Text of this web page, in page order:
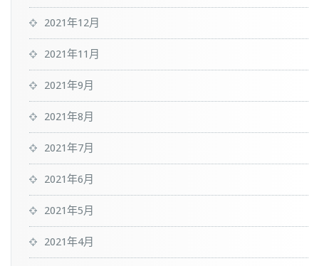
2021年12月
2021年11月
2021年9月
2021年8月
2021年7月
2021年6月
2021年5月
2021年4月